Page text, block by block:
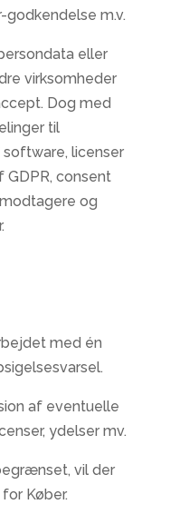
m.v.
eller
virksomheder
Dog med
til
licenser
GDPR, consent
og
med én
af eventuelle
ydelser mv.
vil der
Køber.